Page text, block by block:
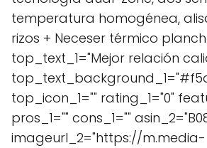
temperatura homogénea,
rizos + Neceser térmico
top_text_1="Mejor relación
top_icon_1="" rating_1="0"
pros_1="" cons_1=""
imageurl_2="https://m.media-